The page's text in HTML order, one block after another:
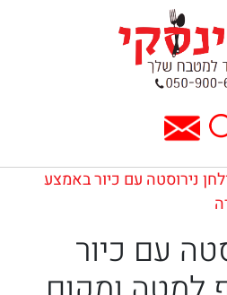
נירוסטה עם כיור באמצע
עם כיור